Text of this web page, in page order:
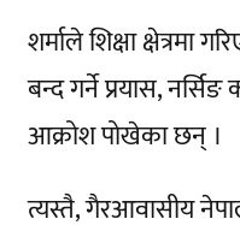
शर्माले शिक्षा क्षेत्रमा
बन्द गर्ने प्रयास,
आक्रोश पोखेका छन् ।
त्यस्तै, गैरआवासीय